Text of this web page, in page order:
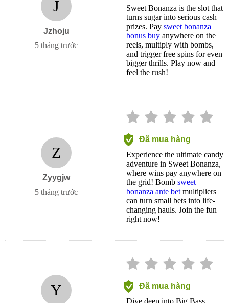
J
Jzhoju
5 tháng trước
Sweet Bonanza is the slot that
turns sugar into serious cash
prizes. Pay sweet bonanza
bonus buy anywhere on the
reels, multiply with bombs,
and trigger free spins for even
bigger thrills. Play now and
feel the rush!
Z
Zyygjw
5 tháng trước
Đã mua hàng
Experience the ultimate candy
adventure in Sweet Bonanza,
where wins pay anywhere on
the grid! Bomb sweet
bonanza ante bet multipliers
can turn small bets into life-
changing hauls. Join the fun
right now!
Y
Đã mua hàng
Dive deep into Big Bass